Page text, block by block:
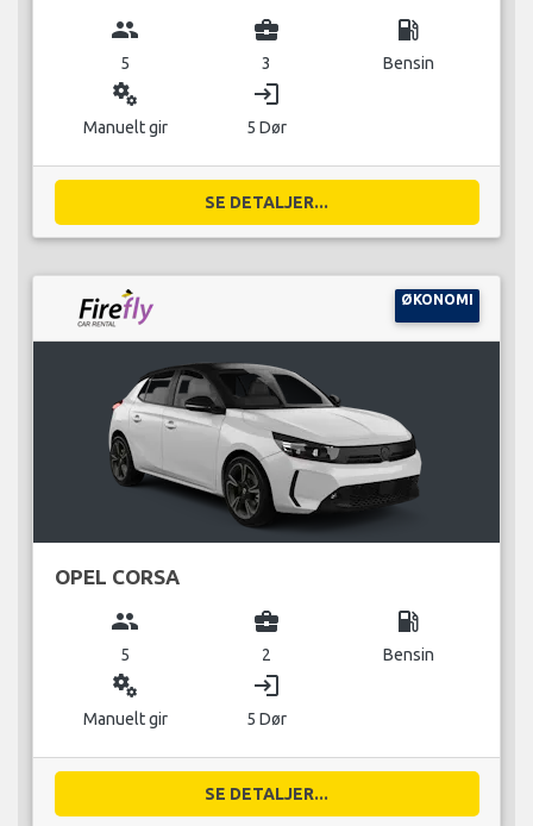
group
5
business_center
3
local_gas_station
Bensin
miscellaneous_services
Manuelt gir
login
5 Dør
SE DETALJER...
ØKONOMI
OPEL CORSA
group
5
business_center
2
local_gas_station
Bensin
miscellaneous_services
Manuelt gir
login
5 Dør
SE DETALJER...